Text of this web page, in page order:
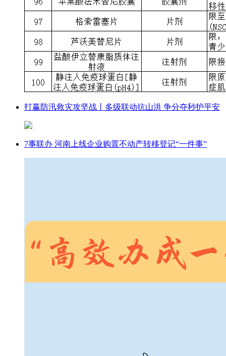
打赢防汛救灾攻坚战丨多级联动抗山洪 争分夺秒护平安
7事联办 河南上线企业购置不动产转移登记“一件事”